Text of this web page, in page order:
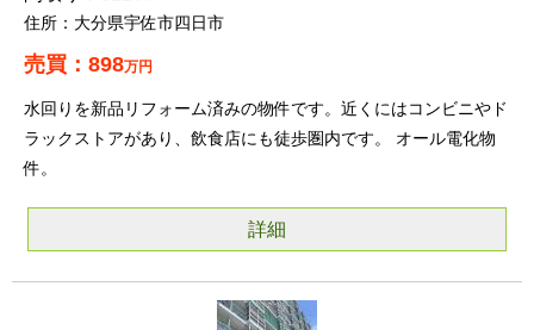
大分県宇佐市四日市
898万円
水回りを新品リフォーム済みの物件です。近くにはコンビニやド
ラックストアがあり、飲食店にも徒歩圏内です。 オール電化物
件。
詳細